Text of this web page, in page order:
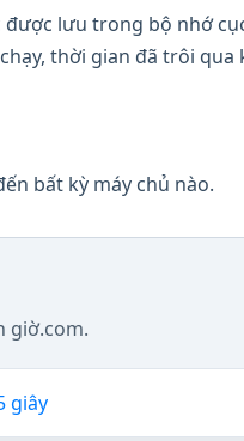
lưu trong bộ nhớ
thời gian đã trôi
bất kỳ máy chủ nào.
giờ.com.
giây